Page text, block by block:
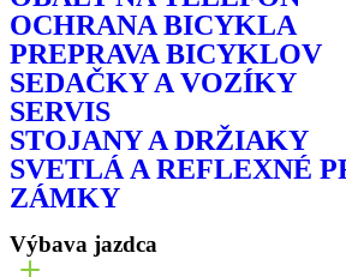
OCHRANA BICYKLA
PREPRAVA BICYKLOV
SEDAČKY A VOZÍKY
SERVIS
STOJANY A DRŽIAKY
SVETLÁ A REFLEXNÉ
ZÁMKY
Výbava jazdca